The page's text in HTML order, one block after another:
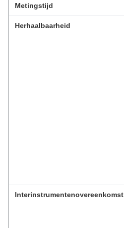
Metingstijd
Herhaalbaarheid
Interinstrumentenovereenkomst